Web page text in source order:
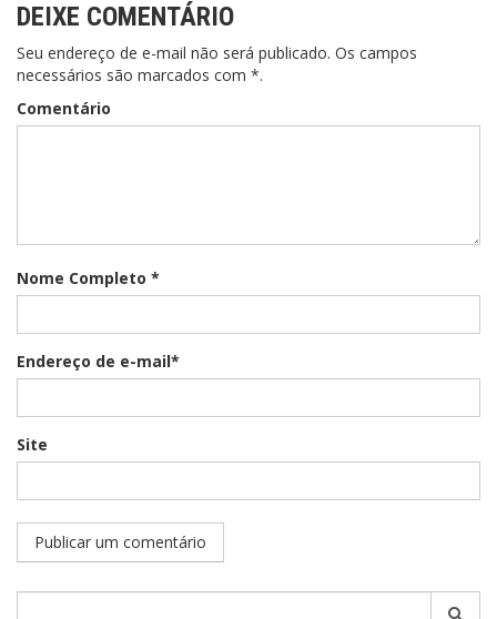
DEIXE COMENTÁRIO
Seu endereço de e-mail não será publicado. Os campos
necessários são marcados com *.
Comentário
Nome Completo *
Endereço de e-mail*
Site